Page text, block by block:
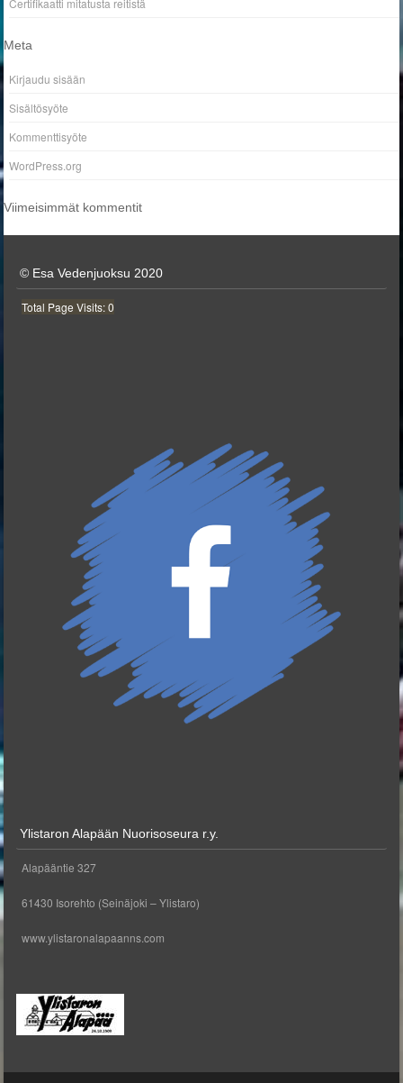
Certifikaatti mitatusta reitistä
Meta
Kirjaudu sisään
Sisältösyöte
Kommenttisyöte
WordPress.org
Viimeisimmät kommentit
© Esa Vedenjuoksu 2020
Total Page Visits: 0
Ylistaron Alapään Nuorisoseura r.y.
Alapääntie 327
61430 Isorehto (Seinäjoki – Ylistaro)
www.ylistaronalapaanns.com